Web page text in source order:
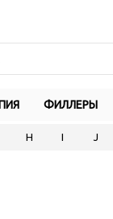
ФИЛЛЕРЫ
H I J